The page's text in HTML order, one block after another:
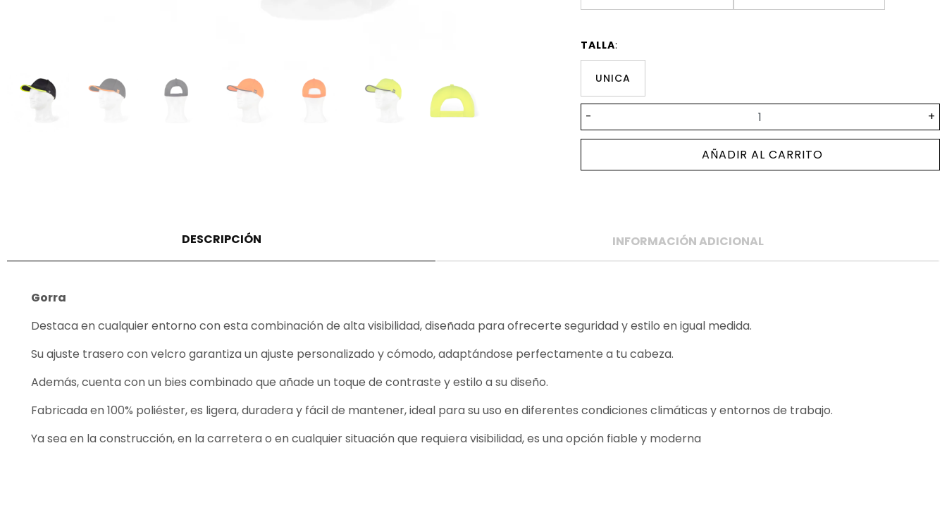
TALLA:
UNICA
- +
AÑADIR AL CARRITO
DESCRIPCIÓN INFORMACIÓN ADICIONAL
Gorra
Destaca en cualquier entorno con esta combinación de alta visibilidad, diseñada para ofrecerte seguridad y estilo en igual medida.
Su ajuste trasero con velcro garantiza un ajuste personalizado y cómodo, adaptándose perfectamente a tu cabeza.
Además, cuenta con un bies combinado que añade un toque de contraste y estilo a su diseño.
Fabricada en 100% poliéster, es ligera, duradera y fácil de mantener, ideal para su uso en diferentes condiciones climáticas y entornos de trabajo.
Ya sea en la construcción, en la carretera o en cualquier situación que requiera visibilidad, es una opción fiable y moderna